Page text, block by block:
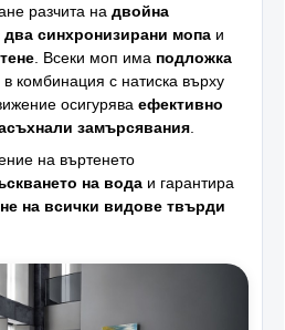
разчита на двойна
два синхронизирани мопа и
. Всеки моп има подложка
в комбинация с натиска върху
осигурява ефективно
замърсявания
на въртенето
на вода и гарантира
на всички видове твърди